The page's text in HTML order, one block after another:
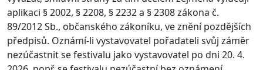
aplikaci § 2002, § 2208, § 2232 a § 2308 zákona č.
89/2012 Sb., občanského zákoníku, ve znění pozdějších
předpisů. Oznámí-li vystavovatel pořadateli svůj záměr
nezúčastnit se festivalu jako vystavovatel po dni 20. 4.